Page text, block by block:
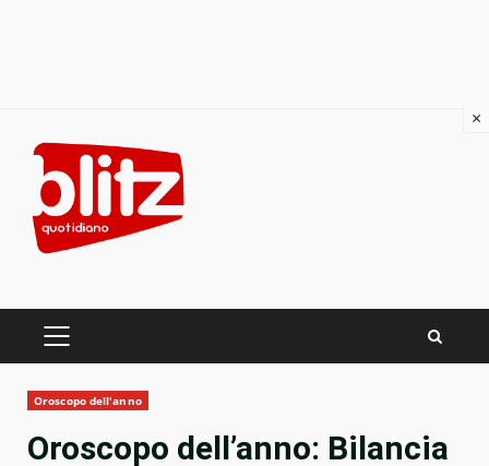
content
PRIMARY
Oroscopo dell'anno
Oroscopo dell’anno: Bilancia
×